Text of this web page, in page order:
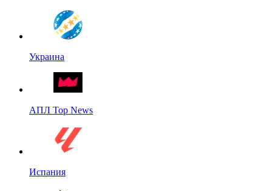
Украина
АПЛ Top News
Испания